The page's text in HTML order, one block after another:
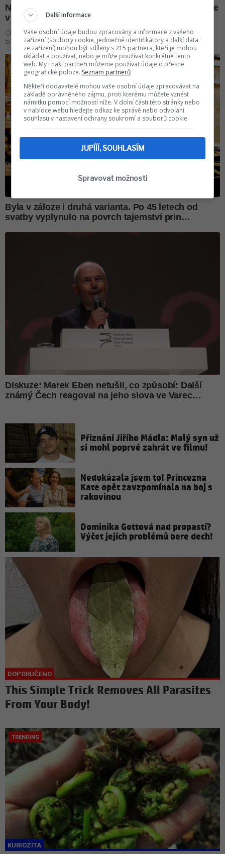
Přiznání Jiřího Mádla: Malý syn už
si mohl poprvé zahrát ve filmu!
Nedokázala jsem to! Princezna
Kate opět zavzpomínala na boj s
rakovinou
Dominika Gottová nad propastí?
Výčet jejích problémů bere dech!
This Simple Trick Removes All Parasites
From Your Body!
Další informace
Vaše osobní údaje budou zpracovány a informace z vašeho
zařízení (soubory cookie, jedinečné identifikátory a další data
ze zařízení) mohou být sdíleny s 215 partnera, kteří je mohou
ukládat a používat, nebo je může používat konkrétně tento
web. My i naši partneři můžeme používat údaje o přesné
geografické poloze. Seznam partnerů
Někteří dodavatelé mohou vaše osobní údaje zpracovávat na
základě oprávněného zájmu, proti kterému můžete vznést
námitku pomocí možností níže. V dolní části této stránky nebo
v nabídce webu hledejte odkaz ke správě nebo odvolání
souhlasu v nastavení ochrany soukromí a souborů cookie.
JUPÍÍÍ, SOUHLASÍM
Spravovat možnosti